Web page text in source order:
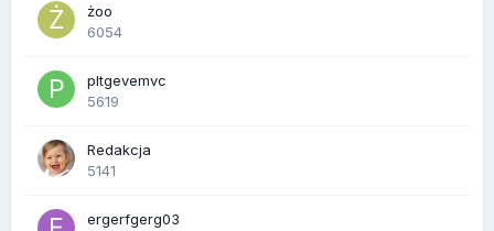
żoo
6054
pltgevemvc
5619
Redakcja
5141
ergerfgerg03